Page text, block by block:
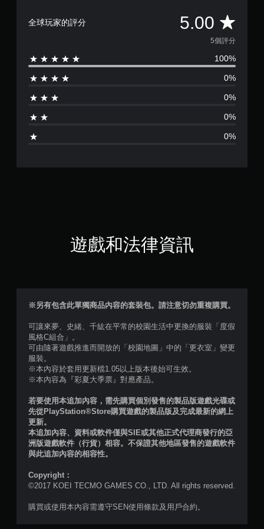
全球玩家的評分 5.00 平
均
評
分
5
星
星
）
，
5
則
評
5個評分
100%
0%
0%
0%
0%
遊戲和法律資訊
※另有包含此單獨商品內容的套裝包。請注意切勿重複購買。
可讓來夢、史緒、千紘在平常的校園生活中更換的服裝「度假
風格C組合」。
可由隨著遊戲推進而開放的「校園地圖」中的「更衣室」變更
服裝。
※本內容於套用更新檔1.05以上版本後始可生效。
※本內容為『彩夏大季票』對應產品。
若要使用本追加內容，需先購買個別發售的製品版遊戲光碟或
先從PlayStation®Store購買遊戲的製品版及完成最新的網上
更新。
本追加內容、資料或軟件僅與SIE或其他正式代理商發行的亞
洲版遊戲軟件（行貨）相容。不保證其他地區發售的遊戲軟件
與此追加內容的相容性。
Copyright：
©2017 KOEI TECMO GAMES CO., LTD. All rights reserved.
購買或使用本內容需遵守SEN使用條款及用戶合約。